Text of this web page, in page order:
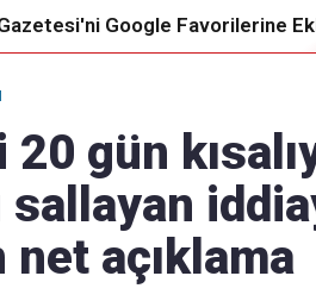
ulaşın
Google Favorilerine
gün
sallayan
net açıklama